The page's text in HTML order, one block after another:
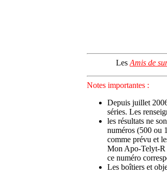
Les Amis de
Notes importantes :
Depuis juillet
séries. Les
les résultats ne
numéros (500 ou
comme prévu et
Mon Apo-Telyt-R
ce numéro
Les boîtiers et